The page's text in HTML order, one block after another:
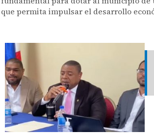
que permita impulsar el desarrollo